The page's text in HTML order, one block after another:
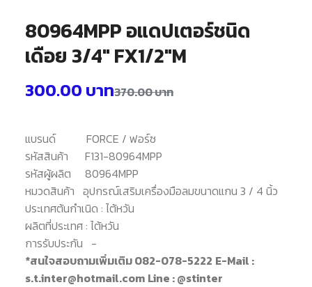
80964MPP อแดปเตอร์ชนิด
เดือย 3/4″ FX1/2″M
370.00บาท
300.00 บาท
แบรนด์ FORCE / ฟอร์ซ
รหัสสินค้า F131-80964MPP
รหัสผู้ผลิต 80964MPP
หมวดสินค้า อุปกรณ์เสริมเครื่องมือลมขนาดแกน 3 / 4 นิ้ว
ประเทศต้นกำเนิด : ไต้หวัน
ผลิตที่ประเทศ : ไต้หวัน
การรับประกัน -
*สนใจสอบถามเพิ่มเติม 082-078-5222 E-Mail :
s.t.inter@hotmail.com Line : @stinter